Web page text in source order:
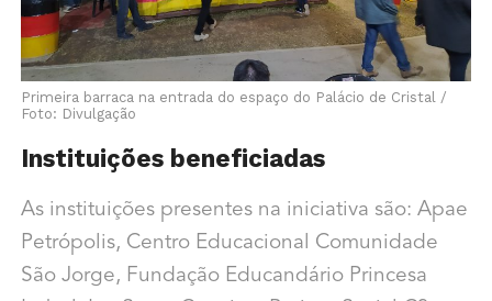
Primeira barraca na entrada do espaço do Palácio de Cristal /
Foto: Divulgação
Instituições beneficiadas
As instituições presentes na iniciativa são: Apae
Petrópolis, Centro Educacional Comunidade
São Jorge, Fundação Educandário Princesa